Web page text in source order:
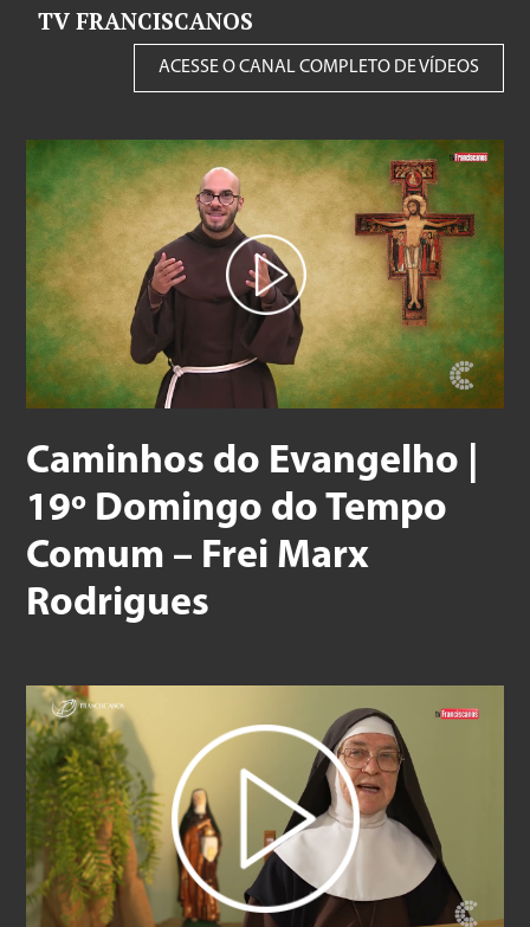
TV FRANCISCANOS
ACESSE O CANAL COMPLETO DE VÍDEOS
Caminhos do Evangelho |
19º Domingo do Tempo
Comum – Frei Marx
Rodrigues